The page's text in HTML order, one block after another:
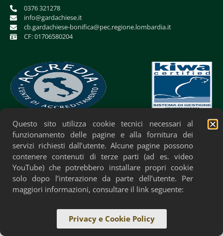
0376 321278
info@gardachiese.it
cb.gardachiese-bonifica@pec.regione.lombardia.it
CF: 01706580204
Privacy Policy Cookie Policy Accessibilità
Questo sito utilizza cookie tecnici necessari al
funzionamento delle pagine e alla fornitura dei
servizi richiesti dall’utente. Alcune pagine possono
contenere contenuti di terze parti (ad es. video
YouTube) che potrebbero installare propri cookie
solo dopo l’interazione da parte dell’utente. Per
maggiori informazioni, consultare il link seguente:
Privacy e Cookie Policy